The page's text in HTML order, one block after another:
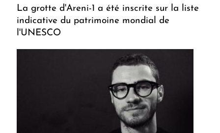
La grotte d'Areni-1 a été inscrite sur la liste
indicative du patrimoine mondial de
l'UNESCO